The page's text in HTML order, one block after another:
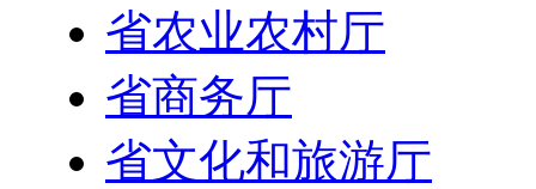
省农业农村厅
省商务厅
省文化和旅游厅